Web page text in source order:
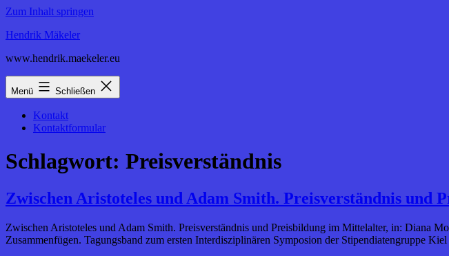
Zum Inhalt springen
Hendrik Mäkeler
www.hendrik.maekeler.eu
Menü Schließen
Kontakt
Kontaktformular
Schlagwort: Preisverständnis
Zwischen Aristoteles und Adam Smith. Preisverständnis und
Zwischen Aristoteles und Adam Smith. Preisverständnis und Preisbildung im Mittelalter, in: Diana
Zusammenfügen. Tagungsband zum ersten Interdisziplinären Symposion der Stipendiatengruppe